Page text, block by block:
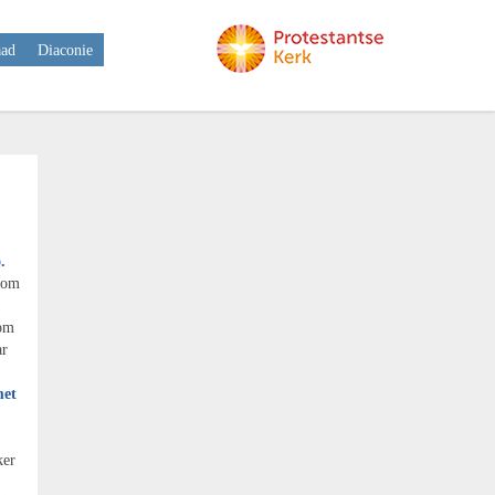
Diaconie